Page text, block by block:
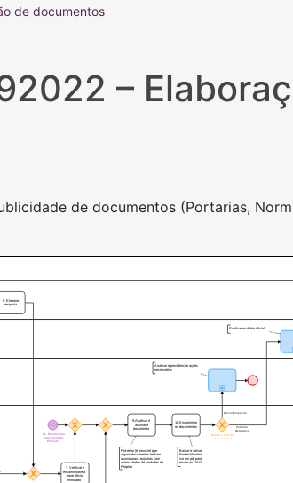
de documentos
–
de documentos (Portarias,
7. Verificar e
encaminhar/ela
borar ofício
minutado
9.Analisar e
assinar o
documento
01. Encaminhar
para envio do
Pró-reitor
Qual é o tipo de
documento?
10.Encaminhar
os documentos
6. Elaborar
resposta
Analisar e providenciar ações
necessárias
Pró-reitor (é possível que
alguns documentos tenham
assinaturas conjuntas com
outros chefes de unidades da
Proplan
Baixar e salvar
Portaria/Normat
iva em pdf para
enviar ao DAO
Publicar no diário oficial
Ofício/Despacho
Portaria/
Normativa